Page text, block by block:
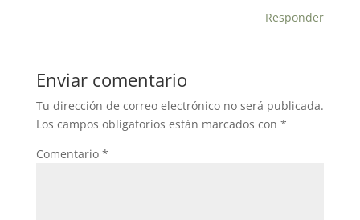
Responder
Enviar comentario
Tu dirección de correo electrónico no será publicada.
Los campos obligatorios están marcados con *
Comentario *